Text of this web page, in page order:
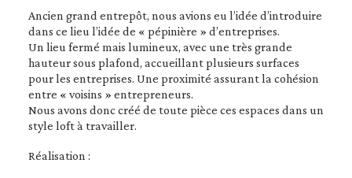
Ancien grand entrepôt, nous avions eu l’idée d’introduire
dans ce lieu l’idée de « pépinière » d’entreprises.
Un lieu fermé mais lumineux, avec une très grande
hauteur sous plafond, accueillant plusieurs surfaces
pour les entreprises. Une proximité assurant la cohésion
entre « voisins » entrepreneurs.
Nous avons donc créé de toute pièce ces espaces dans un
style loft à travailler.
Réalisation :